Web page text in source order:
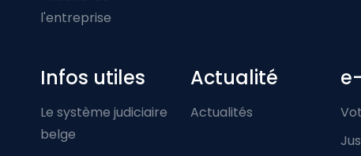
l'entreprise
Infos utiles
Le système judiciaire
belge
Actualité
Actualités